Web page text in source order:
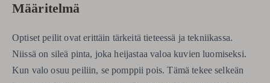
Määritelmä
Optiset peilit ovat erittäin tärkeitä tieteessä ja tekniikassa.
Niissä on sileä pinta, joka heijastaa valoa kuvien luomiseksi.
Kun valo osuu peiliin, se pomppii pois. Tämä tekee selkeän